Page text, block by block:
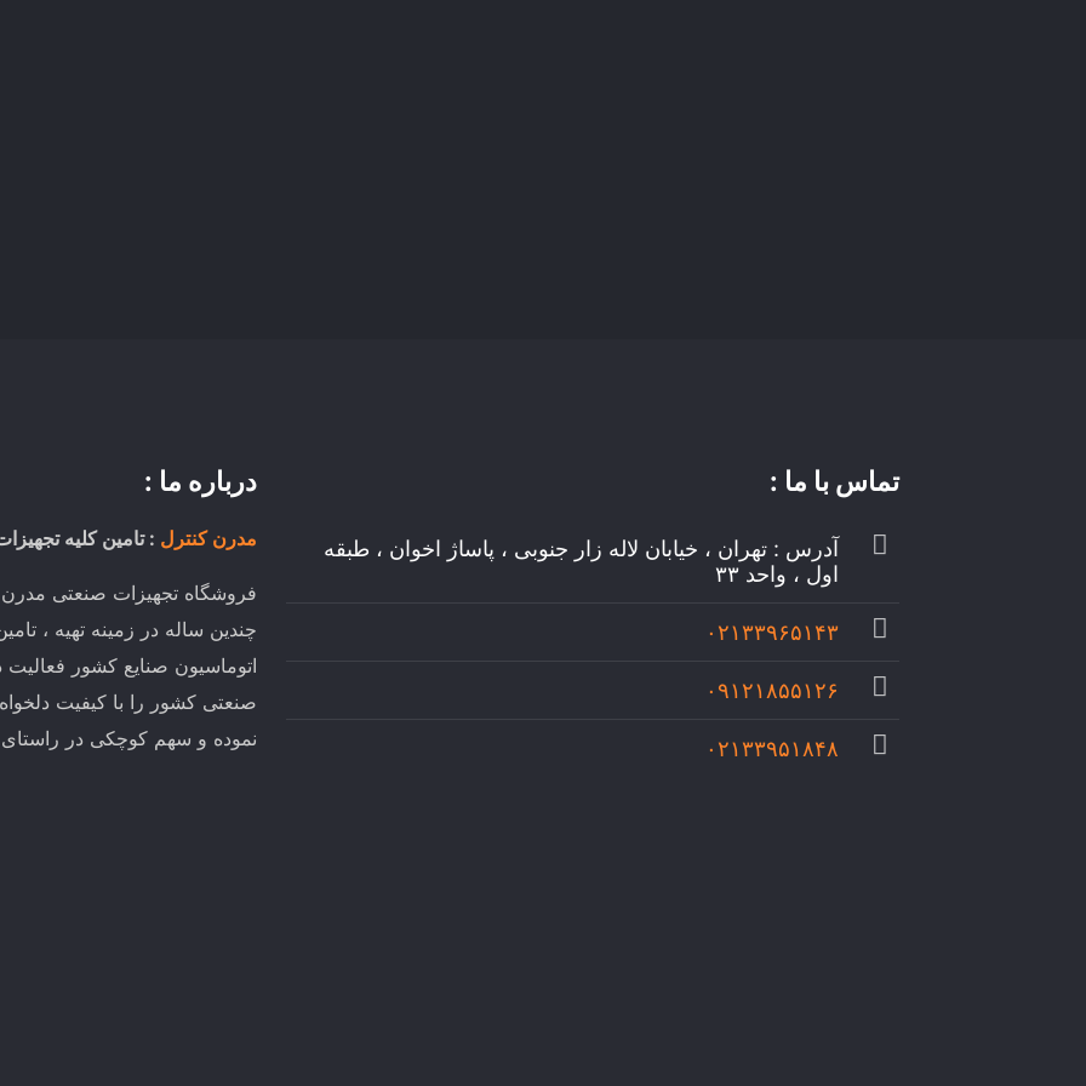
تماس با ما :
آدرس : تهران ، خیابان لاله زار جنوبی ، پاساژ اخوان ، طبقه
اول ، واحد ۳۳
۰۲۱۳۳۹۶۵۱۴۳
۰۹۱۲۱۸۵۵۱۲۶
۰۲۱۳۳۹۵۱۸۴۸
درباره ما :
مدرن کنترل : تامین کلیه
فروشگاه تجهیزات صنعتی مدرن
چندین ساله در زمینه تهیه ،
اتوماسیون صنایع کشور فعالیت
صنعتی کشور را با کیفیت
نموده و سهم کوچکی در راستای